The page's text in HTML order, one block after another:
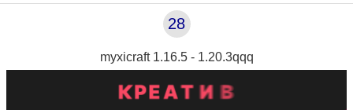
28
myxicraft 1.16.5 - 1.20.3qqq